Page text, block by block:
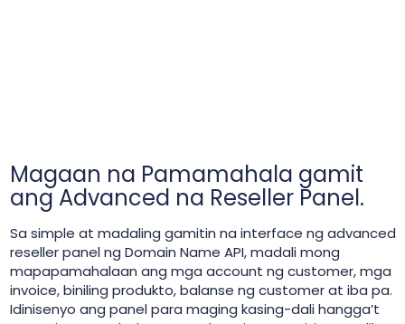
Magaan na Pamamahala gamit
ang Advanced na Reseller Panel.
Sa simple at madaling gamitin na interface ng advanced
reseller panel ng Domain Name API, madali mong
mapapamahalaan ang mga account ng customer, mga
invoice, biniling produkto, balanse ng customer at iba pa.
Idinisenyo ang panel para maging kasing-dali hangga’t